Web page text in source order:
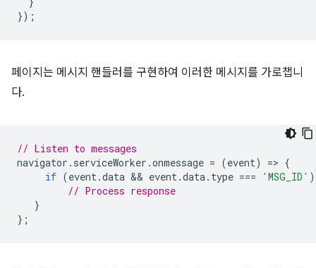
});
페이지는 메시지 핸들러를 구현하여 이러한 메시지를 가로챕니
다.
// Listen to messages
navigator . serviceWorker .onmessage = (event) => {
if (event.data && event.data. type === 'MSG_ID' )
// Process response
}
};